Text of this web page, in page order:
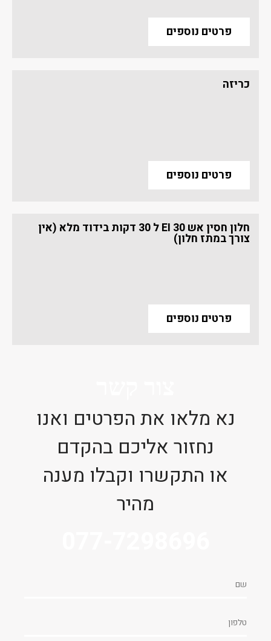
פרטים נוספים
כריזה
פרטים נוספים
חלון חסין אש EI 30 ל 30 דקות בידוד מלא (אין
צורך במתז חלון)
פרטים נוספים
נא מלאו את הפרטים ואנו
נחזור אליכם בהקדם
או התקשרו וקבלו מענה
מהיר